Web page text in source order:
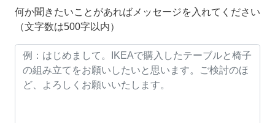
何か聞きたいことがあればメッセージを入れてください
（文字数は500字以内）